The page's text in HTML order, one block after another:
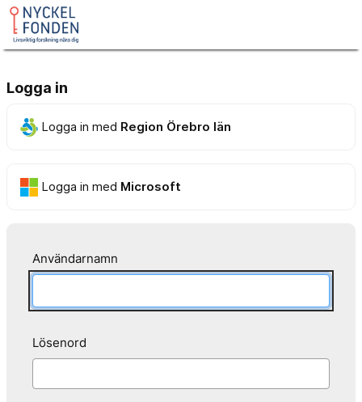
Logga in
Logga in med Region Örebro län
Logga in med Microsoft
Användarnamn
Lösenord